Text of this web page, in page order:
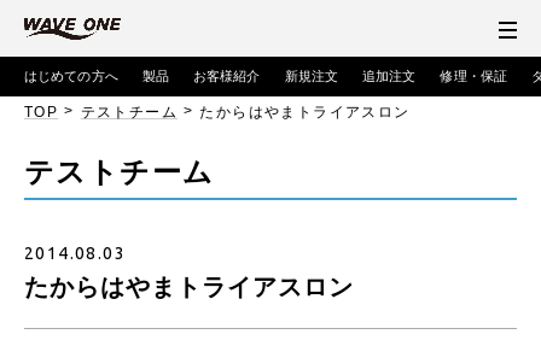
はじめての方へ 製品 お客様紹介 新規注文 追加注文 修理・保証
TOP > テストチーム > たからはやまトライアスロン
テストチーム
2014.08.03
たからはやまトライアスロン